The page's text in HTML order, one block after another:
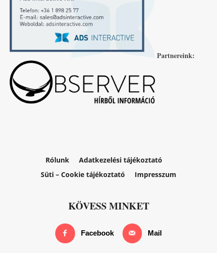
Partnereink:
Rólunk
Adatkezelési tájékoztató
Süti – Cookie tájékoztató
Impresszum
KÖVESS MINKET
Facebook Mail